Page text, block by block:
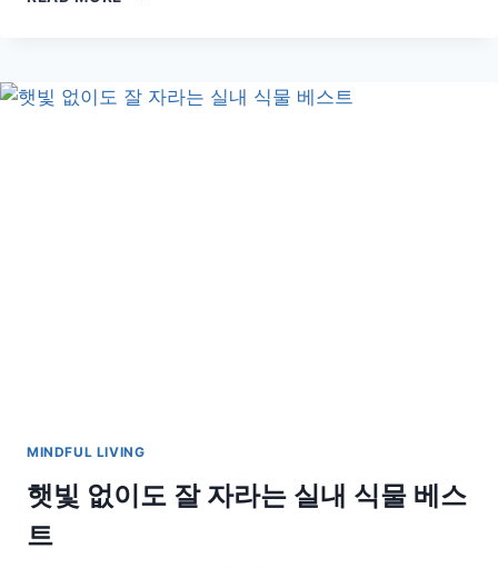
천
레
시
하
MINDFUL LIVING
햇빛 없이도 잘 자라는 실내 식물 베스
트